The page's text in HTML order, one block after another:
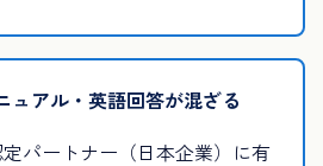
ュアル・英語回答が混ざる
パートナー（日本企業）に有